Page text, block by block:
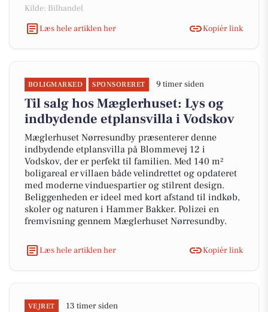
Kilde: Bilhandel
Læs hele artiklen her
Kopiér link
BOLIGMARKED SPONSORERET 9 timer siden
Til salg hos Mæglerhuset: Lys og
indbydende etplansvilla i Vodskov
Mæglerhuset Nørresundby præsenterer denne
indbydende etplansvilla på Blommevej 12 i
Vodskov, der er perfekt til familien. Med 140 m²
boligareal er villaen både velindrettet og opdateret
med moderne vinduespartier og stilrent design.
Beliggenheden er ideel med kort afstand til indkøb,
skoler og naturen i Hammer Bakker. Polizei en
fremvisning gennem Mæglerhuset Nørresundby.
Læs hele artiklen her Kopiér link
VEJRET 13 timer siden